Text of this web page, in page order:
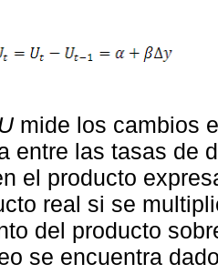
mide los cambios
entre las tasas de
el producto
real si se
del producto
se encuentra